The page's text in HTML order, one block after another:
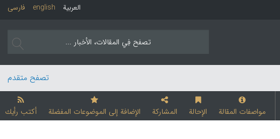
فارسی english العربیة
تصفح متقدم
مواصفات المقالة الإحالة المشارکة الإضافة إلی الموضوعات المفضلة أکتب رأیك